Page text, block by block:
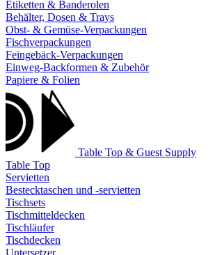
Etiketten & Banderolen
Behälter, Dosen & Trays
Obst- & Gemüse-Verpackungen
Fischverpackungen
Feingebäck-Verpackungen
Einweg-Backformen & Zubehör
Papiere & Folien
Table Top & Guest Supply
Table Top
Servietten
Bestecktaschen und -servietten
Tischsets
Tischmitteldecken
Tischläufer
Tischdecken